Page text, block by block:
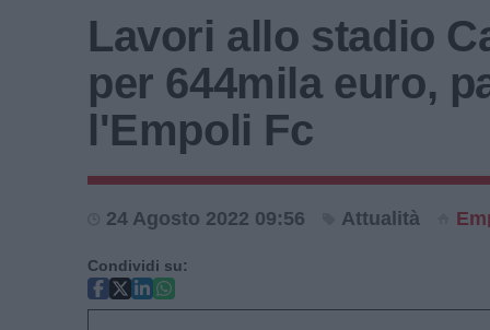
Lavori allo stadio
per 644mila euro,
l'Empoli Fc
24 Agosto 2022 09:56 Attualità
Condividi su: